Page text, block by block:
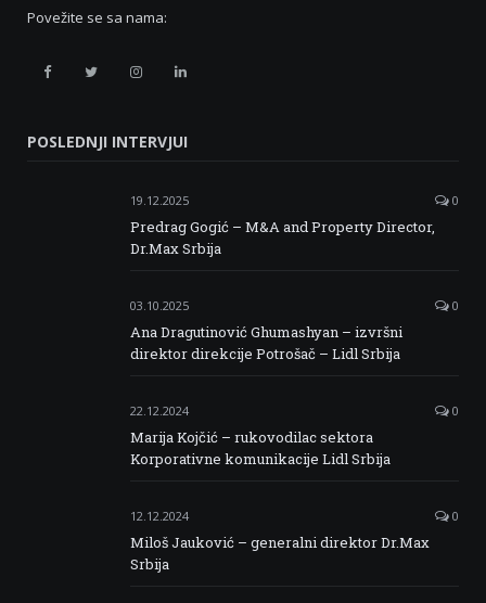
Povežite se sa nama:
Retail
Facebook
Retail
Twitter
Retail
Instagram
Retail
Linkedin
POSLEDNJI INTERVJUI
19.12.2025 0
Predrag Gogić – M&A and Property Director,
Dr.Max Srbija
03.10.2025 0
Ana Dragutinović Ghumashyan – izvršni
direktor direkcije Potrošač – Lidl Srbija
22.12.2024 0
Marija Kojčić – rukovodilac sektora
Korporativne komunikacije Lidl Srbija
12.12.2024 0
Miloš Jauković – generalni direktor Dr.Max
Srbija